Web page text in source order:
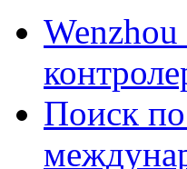
Поиск